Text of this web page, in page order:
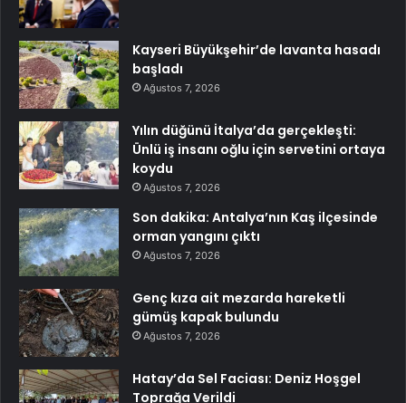
Kayseri Büyükşehir’de lavanta hasadı
başladı
Ağustos 7, 2026
Yılın düğünü İtalya’da gerçekleşti:
Ünlü iş insanı oğlu için servetini ortaya
koydu
Ağustos 7, 2026
Son dakika: Antalya’nın Kaş ilçesinde
orman yangını çıktı
Ağustos 7, 2026
Genç kıza ait mezarda hareketli
gümüş kapak bulundu
Ağustos 7, 2026
Hatay’da Sel Faciası: Deniz Hoşgel
Toprağa Verildi